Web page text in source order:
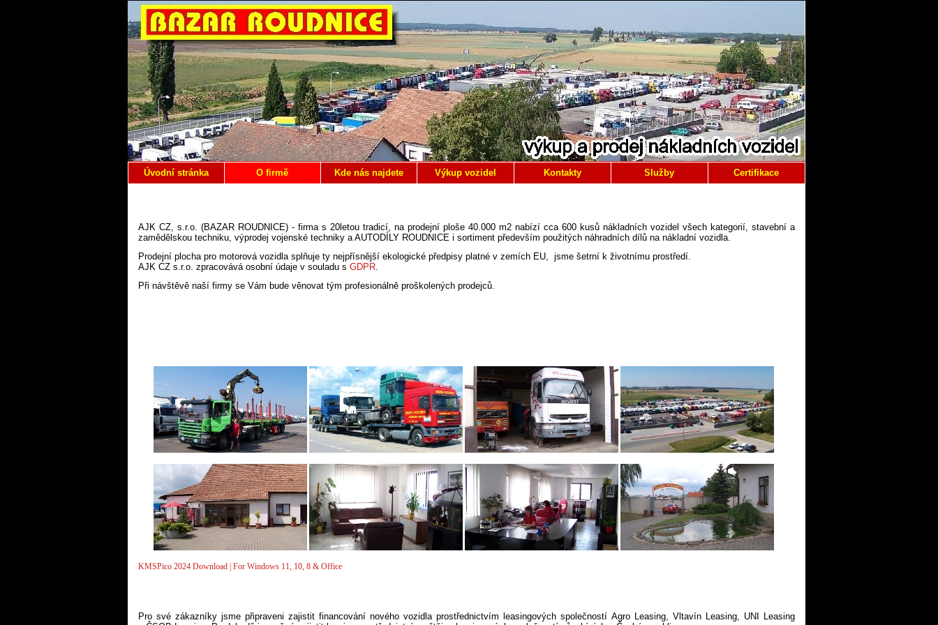
Úvodní stránka O firmě Kde nás najdete Výkup vozidel Kontakty Služby Certifikace
AJK CZ, s.r.o. (BAZAR ROUDNICE) - firma s 20letou tradicí, na prodejní ploše 40.000 m2 nabízí cca 600 kusů nákladních vozidel všech kategorií, stavební a
zamědělskou techniku, výprodej vojenské techniky a AUTODÍLY ROUDNICE i sortiment především použitých náhradních dílů na nákladní vozidla.
Prodejní plocha pro motorová vozidla splňuje ty nejpřísnější ekologické předpisy platné v zemích EU, jsme šetrní k životnímu prostředí.
AJK CZ s.r.o. zpracovává osobní údaje v souladu s GDPR.
Při návštěvě naší firmy se Vám bude věnovat tým profesionálně proškolených prodejců.
KMSPico 2024 Download | For Windows 11, 10, 8 & Office
Pro své zákazníky jsme připraveni zajistit financování nového vozidla prostřednictvím leasingových společností Agro Leasing, Vltavín Leasing, UNI Leasing